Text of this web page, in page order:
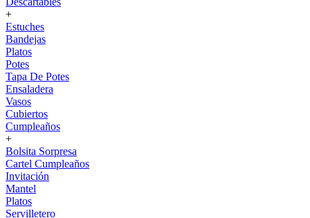
+
Estuches
Bandejas
Platos
Potes
Tapa De Potes
Ensaladera
Vasos
Cubiertos
Cumpleaños
+
Bolsita Sorpresa
Cartel Cumpleaños
Invitación
Mantel
Platos
Servilletero